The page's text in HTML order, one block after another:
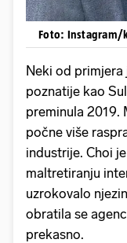
Foto: Instagram/
Neki od
poznatije kao
preminula 2019.
počne više
industrije. Choi
maltretiranju
uzrokovalo
obratila se
prekasno.